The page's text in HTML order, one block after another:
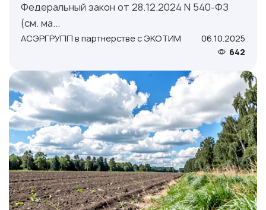
Федеральный закон от 28.12.2024 N 540-ФЗ
(см. ма...
АСЭРГРУПП в партнерстве с ЭКОТИМ
06.10.2025
642